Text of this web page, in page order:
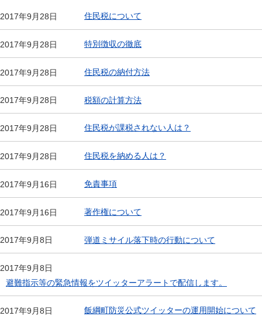
2017年9月28日 住民税について
2017年9月28日 特別徴収の徹底
2017年9月28日 住民税の納付方法
2017年9月28日 税額の計算方法
2017年9月28日 住民税が課税されない人は？
2017年9月28日 住民税を納める人は？
2017年9月16日 免責事項
2017年9月16日 著作権について
2017年9月8日 弾道ミサイル落下時の行動について
2017年9月8日
避難指示等の緊急情報をツイッターアラートで配信します。
2017年9月8日 飯綱町防災公式ツイッターの運用開始について